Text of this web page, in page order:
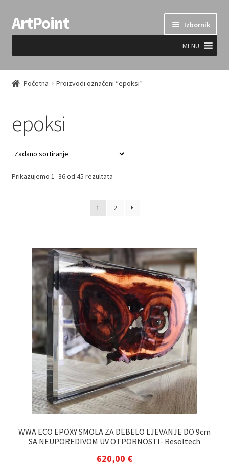
Preskoči
na
Skoči
do
ArtPoint Izbornik
MENU
Uvjeti prodaje
Početna Proizvodi označeni “epoksi”
epoksi
Prikazujemo 1–36 od 45 rezultata
1 2
WWA ECO EPOXY SMOLA ZA DEBELO LJEVANJE DO 9cm
SA NEUPOREDIVOM UV OTPORNOSTI- Resoltech
620,00 €